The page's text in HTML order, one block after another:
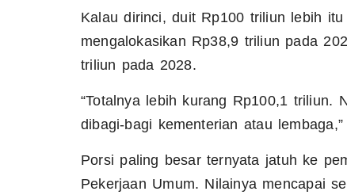
Kalau dirinci, duit Rp100 triliun lebih
mengalokasikan Rp38,9 triliun pada
triliun pada 2028.
“Totalnya lebih kurang Rp100,1 triliun.
dibagi-bagi kementerian atau
Porsi paling besar ternyata jatuh ke
Pekerjaan Umum. Nilainya mencapai